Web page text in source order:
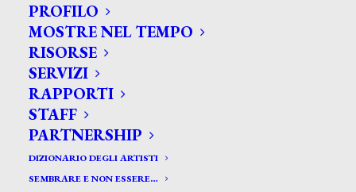
PROFILO
MOSTRE NEL TEMPO
RISORSE
SERVIZI
RAPPORTI
STAFF
PARTNERSHIP
DIZIONARIO DEGLI ARTISTI
SEMBRARE E NON ESSERE…
CERCA TRA GLI ARTISTI:
Search
for: